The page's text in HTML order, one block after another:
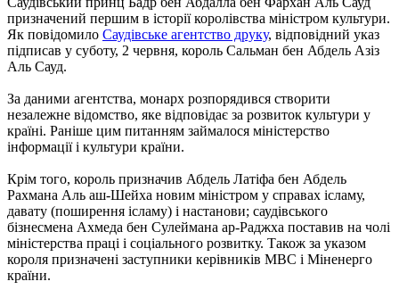
призначений першим в історії королівства міністром культури.
Як повідомило Саудівське агентство друку, відповідний указ
підписав у суботу, 2 червня, король Сальман бен Абдель Азіз
Аль Сауд.
За даними агентства, монарх розпорядився створити
незалежне відомство, яке відповідає за розвиток культури у
країні. Раніше цим питанням займалося міністерство
інформації і культури країни.
Крім того, король призначив Абдель Латіфа бен Абдель
Рахмана Аль аш-Шейха новим міністром у справах ісламу,
давату (поширення ісламу) і настанови; саудівського
бізнесмена Ахмеда бен Сулеймана ар-Раджха поставив на чолі
міністерства праці і соціального розвитку. Також за указом
короля призначені заступники керівників МВС і Міненерго
країни.